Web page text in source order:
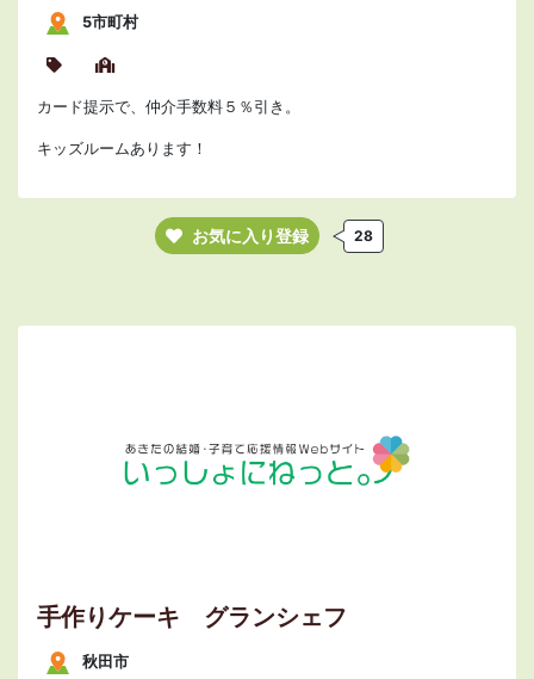
5市町村
カード提示で、仲介手数料５％引き。
キッズルームあります！
お気に入り登録 28
手作りケーキ グランシェフ
秋田市